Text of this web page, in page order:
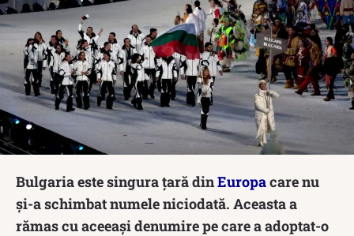
Bulgaria este singura țară dinEuropacare nu
și-a schimbat numele niciodată. Aceasta a
rămas cu aceeași denumire pe care a adoptat-o